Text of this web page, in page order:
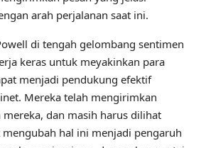
arah perjalanan saat ini.
di tengah gelombang sentimen
keras untuk meyakinkan para
menjadi pendukung efektif
Mereka telah mengirimkan
dan masih harus dilihat
hal ini menjadi pengaruh